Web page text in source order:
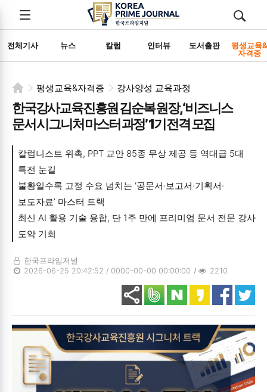
전체기사 뉴스 칼럼 인터뷰 도서출판
평생교육
자격증
전체메뉴 검색
열기/
평생교육&자격증 강사양성 교육과정
한국강사교육진흥원 김순복 원장, ‘비즈니스
문서 시그니처 마스터 과정’ 1기 전격 모집
칼럼니스트 위촉, PPT 교안 85종 무상 제공 등 역대급 5대
특전 눈길
불황일수록 고정 수요 넘치는 ‘공문서·보고서·기획서·
보도자료’ 마스터 트랙
최신 AI 활용 기술 융합, 단 1주 만에 프리미엄 문서 전문 강사
도약 기회
한국프라임저널
2026-06-25 20:42:52 / 0000-00-00 00:00:00
2210